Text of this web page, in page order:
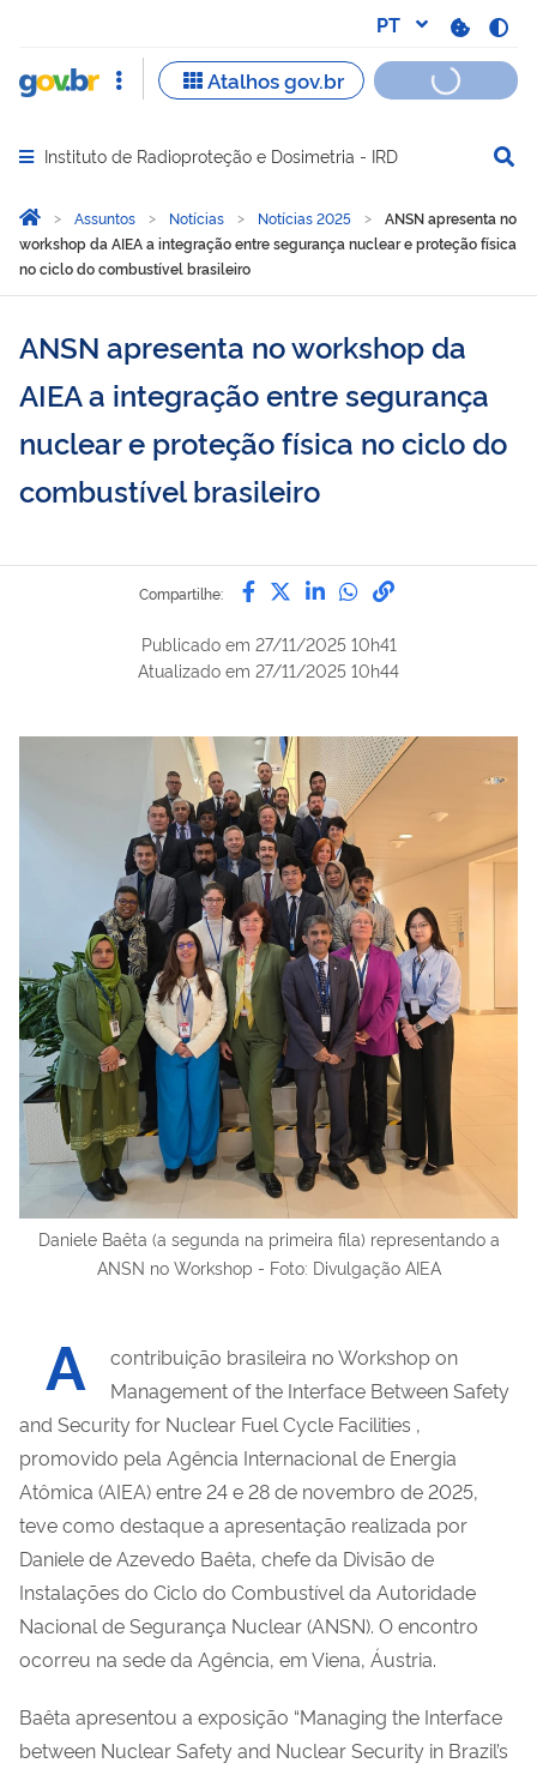
Abrir menu principal de navegação
Instituto de Radioproteção e Dosimetria - IRD
Você está aqui:
Página Inicial
Assuntos Notícias Notícias 2025
ANSN apresenta no
workshop da AIEA a integração entre segurança nuclear e proteção física
no ciclo do combustível brasileiro
ANSN apresenta no workshop da
AIEA a integração entre segurança
nuclear e proteção física no ciclo do
combustível brasileiro
Compartilhe: Compartilhe por Facebook
Compartilhe por Twitter
Compartilhe por
Compartilhe
link para
Publicado em 27/11/2025 10h41
Atualizado em 27/11/2025 10h44
Daniele Baêta (a segunda na primeira fila) representando a
ANSN no Workshop - Foto: Divulgação AIEA
A
contribuição brasileira no Workshop on
Management of the Interface Between Safety
and Security for Nuclear Fuel Cycle Facilities ,
promovido pela Agência Internacional de Energia
Atômica (AIEA) entre 24 e 28 de novembro de 2025,
teve como destaque a apresentação realizada por
Daniele de Azevedo Baêta, chefe da Divisão de
Instalações do Ciclo do Combustível da Autoridade
Nacional de Segurança Nuclear (ANSN). O encontro
ocorreu na sede da Agência, em Viena, Áustria.
Baêta apresentou a exposição “Managing the Interface
between Nuclear Safety and Nuclear Security in Brazil’s